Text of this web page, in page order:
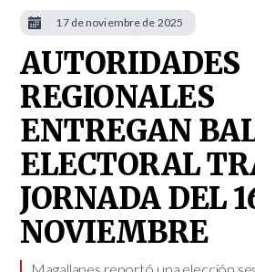
AUTORIDADES
REGIONALES
ENTREGAN
ELECTORAL
JORNADA DEL
NOVIEMBRE
17 de noviembre de 2025